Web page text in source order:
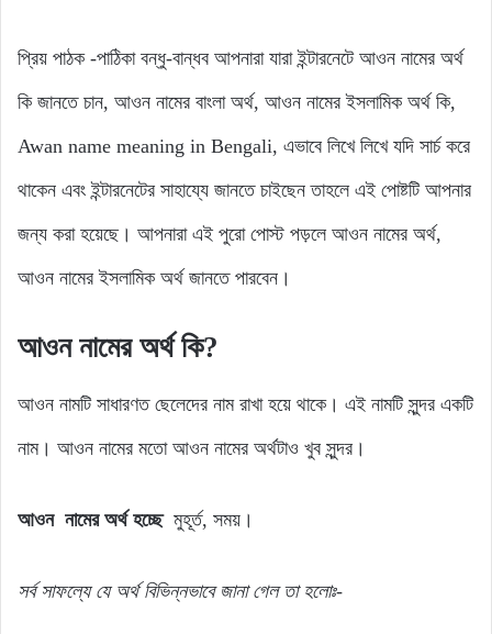
প্রিয় পাঠক -পাঠিকা বন্ধু-বান্ধব আপনারা যারা ইন্টারনেটে আওন নামের অর্থ
কি জানতে চান, আওন নামের বাংলা অর্থ, আওন নামের ইসলামিক অর্থ কি,
Awan name meaning in Bengali, এভাবে লিখে লিখে যদি সার্চ করে
থাকেন এবং ইন্টারনেটের সাহায্যে জানতে চাইছেন তাহলে এই পোষ্টটি আপনার
জন্য করা হয়েছে। আপনারা এই পুরো পোস্ট পড়লে আওন নামের অর্থ,
আওন নামের ইসলামিক অর্থ জানতে পারবেন।
আওন নামের অর্থ কি?
আওন নামটি সাধারণত ছেলেদের নাম রাখা হয়ে থাকে। এই নামটি সুন্দর একটি
নাম। আওন নামের মতো আওন নামের অর্থটাও খুব সুন্দর।
আওন নামের অর্থ হচ্ছে মুহূর্ত, সময়।
সর্ব সাফল্যেযে অর্থবিভিন্নভাবে জানা গেলতা হলোঃ-